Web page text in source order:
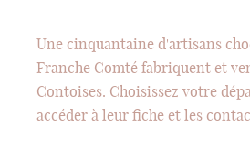
Une cinquantaine d'artisans
Franche Comté fabriquent et
Contoises. Choisissez votre
accéder à leur fiche et les